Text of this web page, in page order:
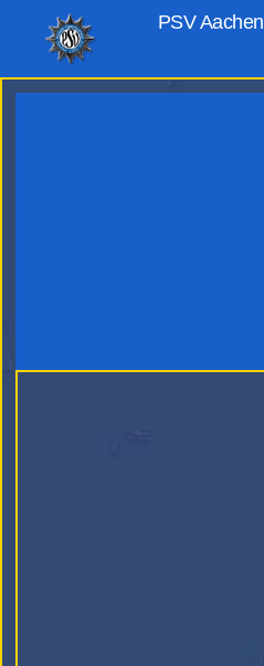
PSV
Aachen
PSV Aachen